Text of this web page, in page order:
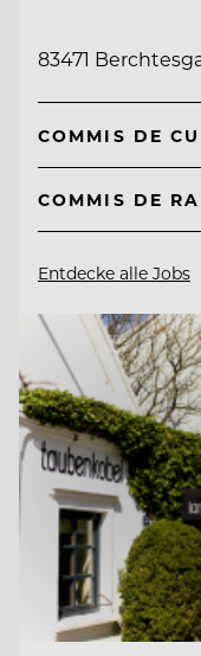
83471
COMMIS DE
COMMIS DE
Entdecke alle Jobs